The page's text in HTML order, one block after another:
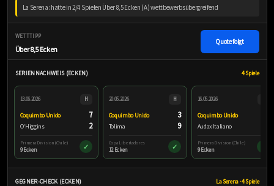
La Serena: hatte in 2/4 Spielen Über 8,5 Ecken (A) wettbewerbsübergreifend
WETTTIPP
Über 8,5 Ecken
Quote folgt
SERIENNACHWEIS (ECKEN) 4 Spiele
13.06.2026 H
Coquimbo Unido 7
O'Higgins 2
Primera Division (Chile)
9 Ecken ✓
20.05.2026 H
Coquimbo Unido 3
Tolima 9
Copa Libertadores
12 Ecken ✓
16.05.2026
Coquimbo Unido
Audax Italiano
Primera Division (Chile)
9 Ecken
GEGNER-CHECK (ECKEN) La Serena · 4 Spiele